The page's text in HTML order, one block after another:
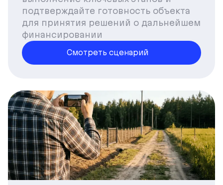
подтверждайте готовность объекта
для принятия решений о дальнейшем
финансировании
Смотреть сценарий